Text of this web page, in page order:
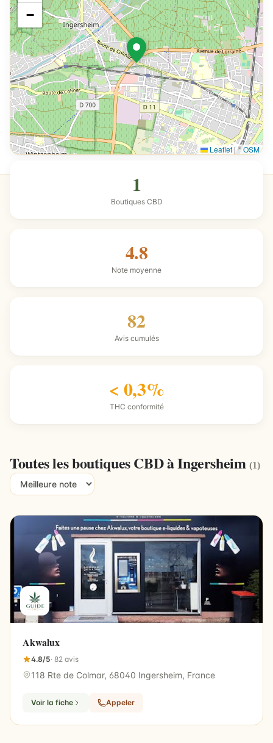
−
Leaflet |©OSM
1
Boutiques CBD
4.8
Note moyenne
82
Avis cumulés
< 0,3%
THC conformité
Toutes les boutiques CBD à Ingersheim(1)
Akwalux
4.8/5· 82 avis
118 Rte de Colmar, 68040 Ingersheim, France
Voir la fiche Appeler